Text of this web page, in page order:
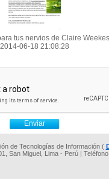
tus nervios de Claire Weekes
2014-06-18 21:08:28
de Tecnologías de Información (
San Miguel, Lima - Perú |